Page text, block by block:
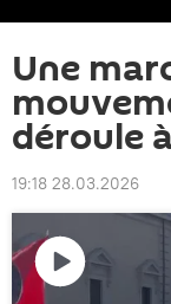
Une
déroule
19:18 28.03.2026